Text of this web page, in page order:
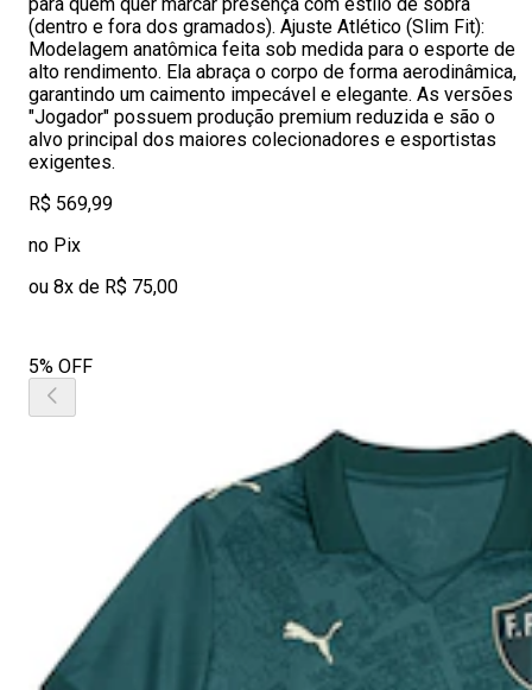
(dentro e fora dos gramados). Ajuste Atlético (Slim Fit):
Modelagem anatômica feita sob medida para o esporte de
alto rendimento. Ela abraça o corpo de forma aerodinâmica,
garantindo um caimento impecável e elegante. As versões
"Jogador" possuem produção premium reduzida e são o
alvo principal dos maiores colecionadores e esportistas
exigentes.
R$ 569,99
no Pix
ou 8x de R$ 75,00
5% OFF